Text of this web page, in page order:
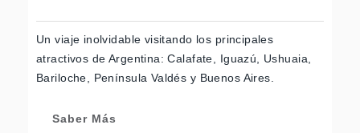
Un viaje inolvidable visitando los principales
atractivos de Argentina: Calafate, Iguazú, Ushuaia,
Bariloche, Península Valdés y Buenos Aires.
Saber Más